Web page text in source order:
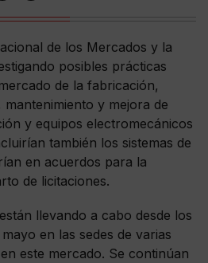
de los Mercados y la
posibles prácticas
de la fabricación,
y mejora de
y equipos electromecánicos
también los sistemas de
en acuerdos para la
de licitaciones.
llevando a cabo desde los
en las sedes de varias
este mercado. Se continúan